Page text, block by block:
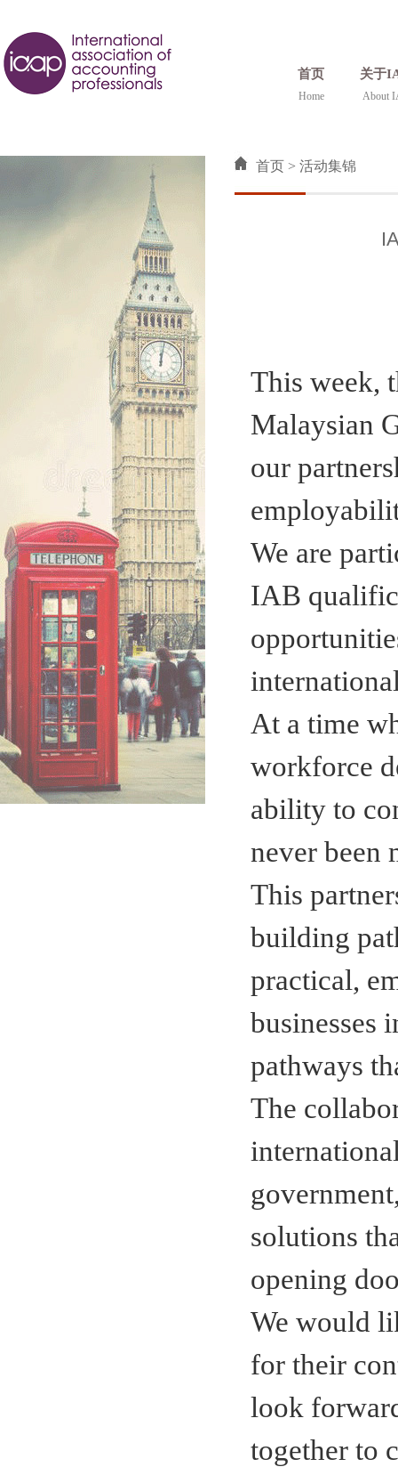
首页
Home
关于
About
首页 > 活动集锦
This week,
Malaysian
our
We are
IAB
At a time
workforce
ability to
never been
This
building
practical,
businesses
pathways
The
solutions
opening
We would
for their
look
together to